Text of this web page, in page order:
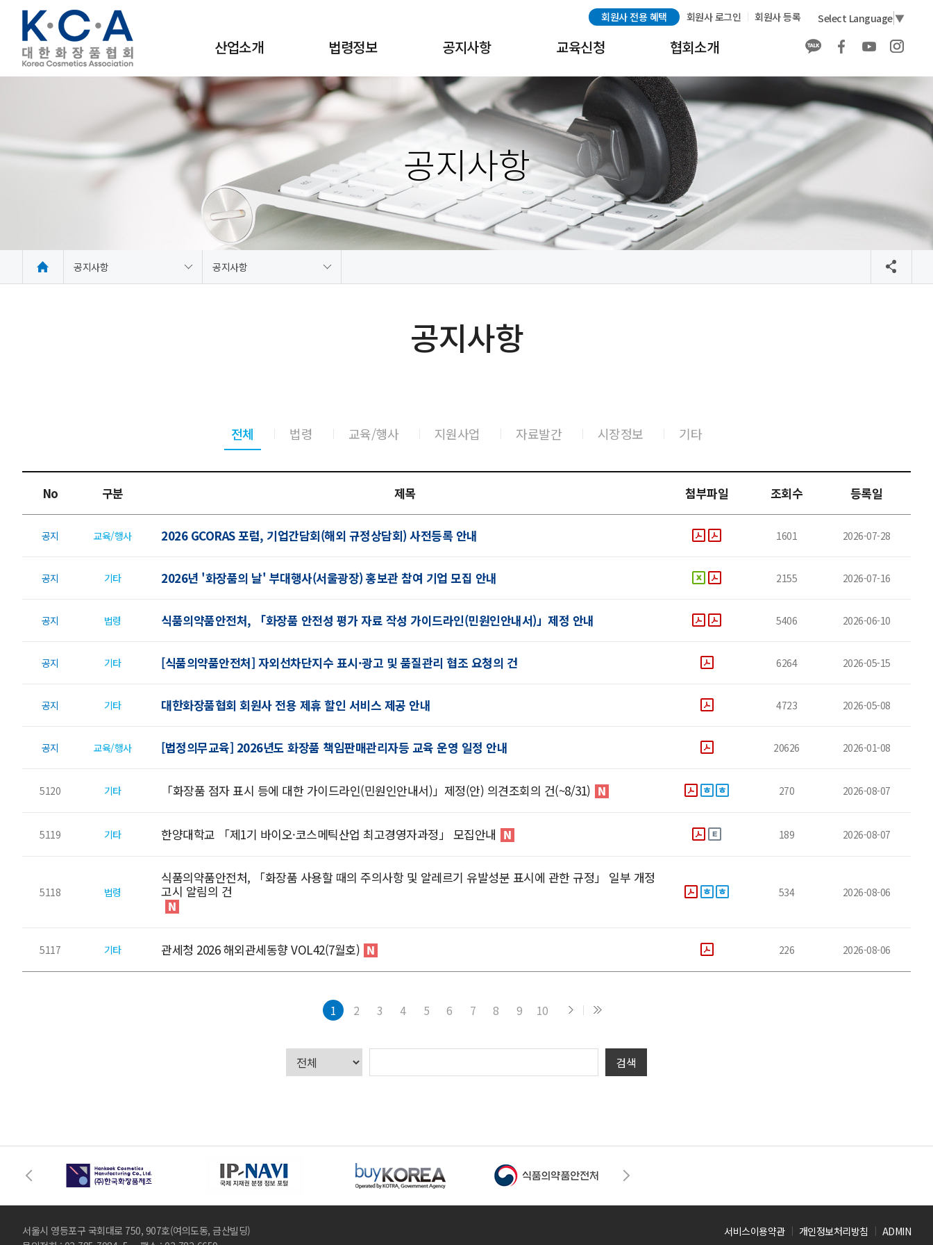
회원사 전용 혜택 회원사 로그인 회원사 등록 Select Language▼
산업소개
사회적·경제적 가치
화장품 시장정보
법령정보
국내법령
중국법령
나고야 의정서
공지사항
공지사항
협회일정
교육신청
교육신청
교육수료증출력
협회소개
협회소개
회원사 소개
회원사 전용 혜택
회원가입
발간물 구매 안내
배너 광고 안내
공지사항
공지사항 공지사항
공지사항
전체 법령 교육/행사 지원사업 자료발간 시장정보 기타
No 구분 제목 첨부파일 조회수 등록일
공지 교육/행사 2026 GCORAS 포럼, 기업간담회(해외 규정상담회) 사전등록 안내 1601 2026-07-28
공지 기타 2026년 '화장품의 날' 부대행사(서울광장) 홍보관 참여 기업 모집 안내 2155 2026-07-16
공지 법령 식품의약품안전처, 「화장품 안전성 평가 자료 작성 가이드라인(민원인안내서)」제정 안내 5406 2026-06-10
공지 기타 [식품의약품안전처] 자외선차단지수 표시·광고 및 품질관리 협조 요청의 건 6264 2026-05-15
공지 기타 대한화장품협회 회원사 전용 제휴 할인 서비스 제공 안내 4723 2026-05-08
공지 교육/행사 [법정의무교육] 2026년도 화장품 책임판매관리자등 교육 운영 일정 안내 20626 2026-01-08
5120 기타 「화장품 점자 표시 등에 대한 가이드라인(민원인안내서)」제정(안) 의견조회의 건(~8/31) 270 2026-08-07
5119 기타 한양대학교 「제1기 바이오·코스메틱산업 최고경영자과정」 모집안내 189 2026-08-07
5118 법령
식품의약품안전처, 「화장품 사용할 때의 주의사항 및 알레르기 유발성분 표시에 관한 규정」 일부 개정
고시 알림의 건
534 2026-08-06
5117 기타 관세청 2026 해외관세동향 VOL42(7월호) 226 2026-08-06
1 2 3 4 5 6 7 8 9 10
검색
서울시 영등포구 국회대로 750, 907호(여의도동, 금산빌딩)
서비스이용약관 개인정보처리방침 ADMIN